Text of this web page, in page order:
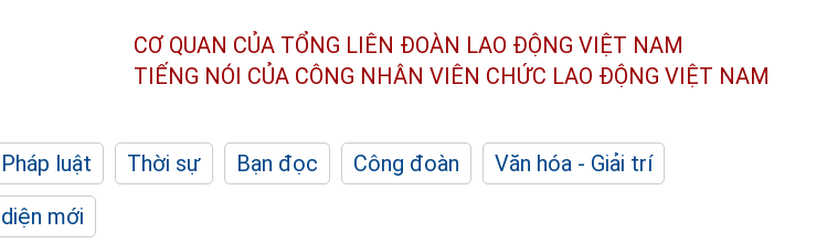
CƠ QUAN CỦA TỔNG LIÊN ĐOÀN LAO ĐỘNG VIỆT NAM
TIẾNG NÓI CỦA CÔNG NHÂN VIÊN CHỨC LAO ĐỘNG VIỆT NAM
Pháp luật Thời sự Bạn đọc Công đoàn
Văn hóa - Giải trí
mới